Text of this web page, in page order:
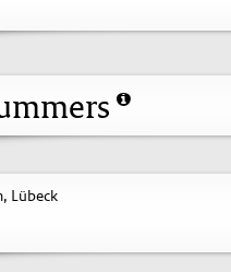
Lübeck